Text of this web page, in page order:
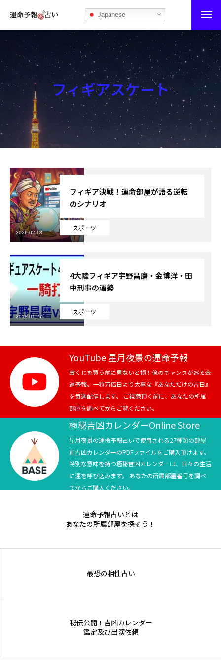
Japanese
運命予報占い
運命予報占いとは
あなたの所属部屋を探そう！
最恐の相性占い
秘伝公開！吉凶カレンダー
記事カテゴリー
ブログ
お知らせ
芸能界
テニス
スポーツ
競馬
テニス四大大会・五輪
テニス四大大会・五輪
鑑定及び出演依頼
YouTube
Online Store
フィギアスケート
スポーツ
フィギア決戦！運命部屋が語る逆転
のシナリオ
2026.02.18
スポーツ
4大陸フィギア宇野昌磨・金博洋・田
中刑事の運勢
2018.01.27
YouTube 星月夜景の運命予報
宝くじを買う前に見ないと損！億のチャンスが巡る金
運予報。一粒万倍日より大事な『あなただけの吉日』
を毎週配信します。 ご視聴頂く前に、あなたの所属
部屋を調べてからご覧ください。
極秘吉凶カレンダーOnline Store
星月夜景の運命予報占いで使用される27種類の部屋
別吉凶カレンダーのPDFファイルをご購入頂けます。
特別な意味を持つ極秘吉凶カレンダーは、日々の生活
に運を呼び込みます。 あなたの所属部屋番号を調べ
てからご購入ください。
運命予報占いとは
あなたの所属部屋を探そう！
最恐の相性占い
秘伝公開！吉凶カレンダー
鑑定及び出演依頼